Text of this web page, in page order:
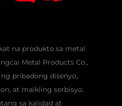
na produkto sa metal
Metal Products Co.,
pribadong disenyo,
at maikling serbisyo.
sa kalidad at